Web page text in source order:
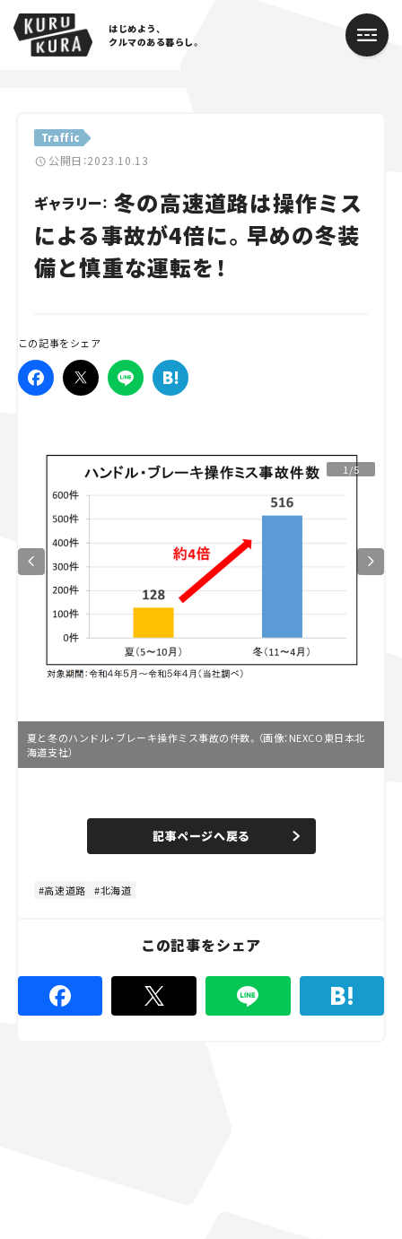
はじめよう、
クルマのある暮らし。
Traffic
公開日：2023.10.13
ギャラリー： 冬の高速道路は操作ミス
による事故が4倍に。早めの冬装
備と慎重な運転を！
この記事をシェア
1/5
夏と冬のハンドル・ブレーキ操作ミス事故の件数。（画像：NEXCO東日本北
海道支社）
n
e
d
%
記事ページへ戻る
高速道路 北海道
この記事をシェア
Cars
Lifestyle
Traffic
Special
Campaign
人気のハッシュタグ